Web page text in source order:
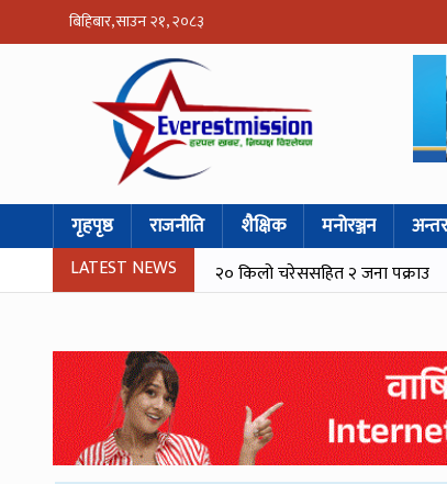
बिहिबार, साउन २१, २०८३
गृहपृष्ठ राजनीति शैक्षिक मनोरञ्जन
LATEST NEWS २० किलो चरेससहित २ जना पक्राउ